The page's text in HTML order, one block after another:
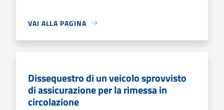
VAI ALLA PAGINA
Dissequestro di un veicolo sprovvisto
di assicurazione per la rimessa in
circolazione